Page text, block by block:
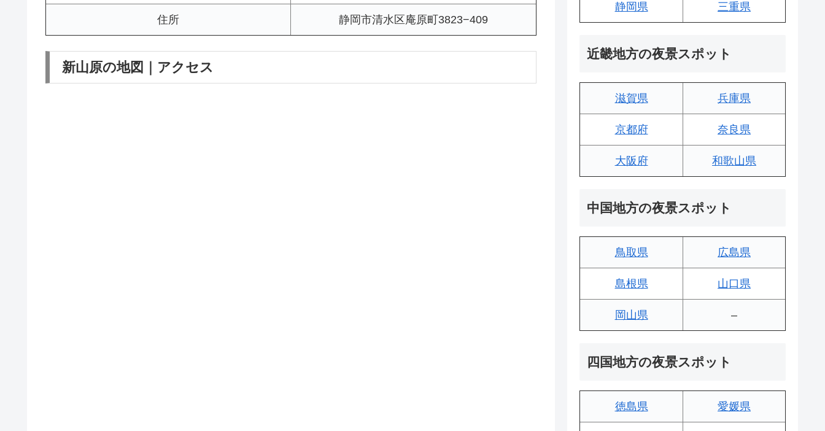
住所 静岡市清水区庵原町3823−409
新山原の地図｜アクセス
静岡県 三重県
近畿地方の夜景スポット
滋賀県 兵庫県
京都府 奈良県
大阪府 和歌山県
中国地方の夜景スポット
鳥取県 広島県
島根県 山口県
岡山県 –
四国地方の夜景スポット
徳島県 愛媛県